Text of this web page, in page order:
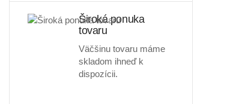
Široká ponuka
tovaru
Väčšinu tovaru máme
skladom ihneď k
dispozícii.